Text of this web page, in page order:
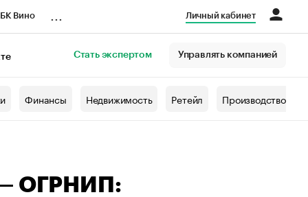
Вино Личный кабинет
Стать экспертом Управлять компанией
Финансы Недвижимость Ретейл Производство
— ОГРНИП: